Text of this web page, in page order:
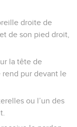
droite de
de son pied droit,
la tête de
rend pur devant le
ou l’un des